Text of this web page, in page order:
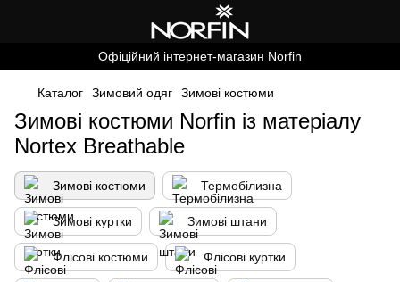
Офіційний інтернет-магазин Norfin
Каталог Зимовий одяг Зимові костюми
Зимові костюми Norfin із матеріалу
Nortex Breathable
Зимові костюми Термобілизна
Зимові куртки Зимові штани
Флісові костюми Флісові куртки